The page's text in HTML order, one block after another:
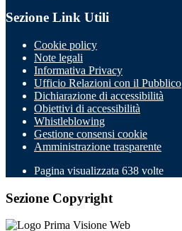
Sezione Link Utili
Cookie policy
Note legali
Informativa Privacy
Ufficio Relazioni con il Pubblico
Dichiarazione di accessibilità
Obiettivi di accessibilità
Whistleblowing
Gestione consensi cookie
Amministrazione trasparente
Pagina visualizzata 638 volte
Sezione Copyright